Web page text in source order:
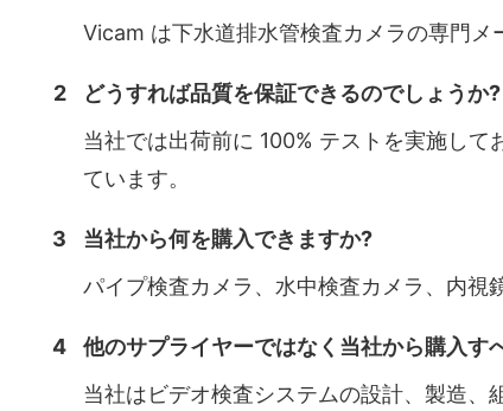
Vicam は下水道排水管検査カメラの専門メ
2
どうすれば品質を保証できるのでしょうか?
当社では出荷前に 100% テストを実施し
ています。
3
当社から何を購入できますか?
パイプ検査カメラ、水中検査カメラ、内視
4
他のサプライヤーではなく当社から購入す
当社はビデオ検査システムの設計、製造、